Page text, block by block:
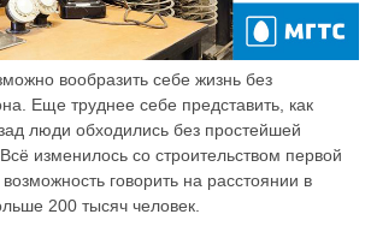
вообразить себе жизнь без
Еще труднее себе представить, как
люди обходились без простейшей
изменилось со строительством первой
говорить на расстоянии в
200 тысяч человек.